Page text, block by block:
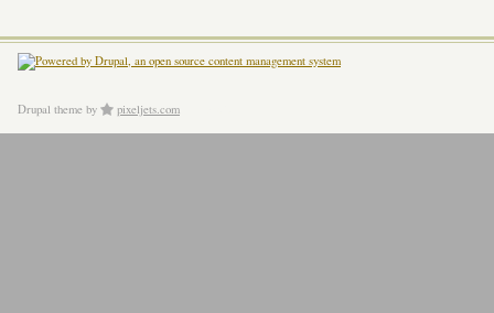
Drupal theme by pixeljets.com